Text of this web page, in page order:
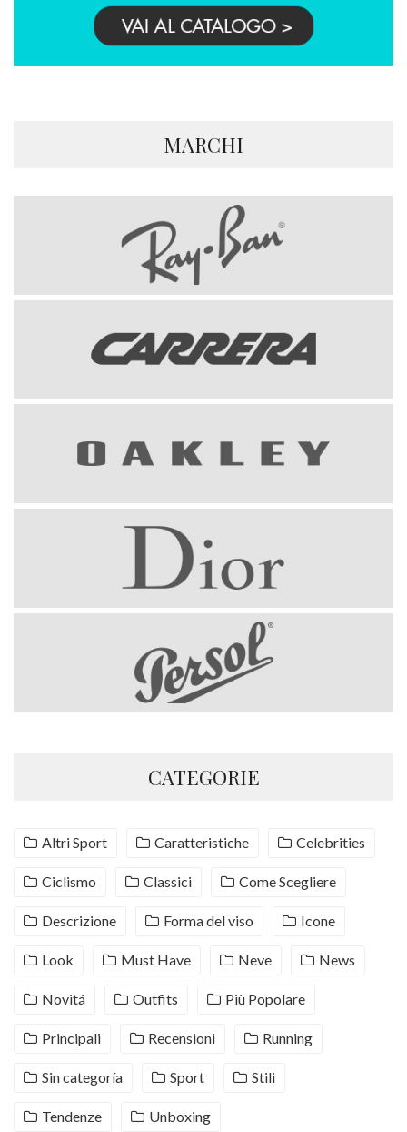
MARCHI
CATEGORIE
Altri Sport Caratteristiche Celebrities
Ciclismo Classici Come Scegliere
Descrizione Forma del viso Icone
Look Must Have Neve News
Novitá Outfits Più Popolare
Principali Recensioni Running
Sin categoría Sport Stili
Tendenze Unboxing